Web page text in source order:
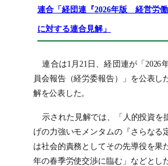
連合「経団連『2026年版 経営労働
に対する連合見解」
連合は1月21日、経団連が「2026
員会報告（経労委報告）」を公表し
解を公表した。
示された見解では、「人的投資を
げの力強いモメンタムの『さらなる
は社会的責務としてその先導役を果
年の春季労使交渉に臨む」などとし